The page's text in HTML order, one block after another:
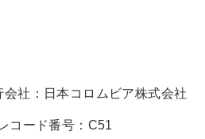
社： 日本コロムビア株式会社
コード番号： C51